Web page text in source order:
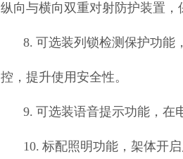
纵向与横向双重对射防护装置，
8. 可选装列锁检测保护功能
控，提升使用安全性。
9. 可选装语音提示功能，在
10. 标配照明功能，架体开